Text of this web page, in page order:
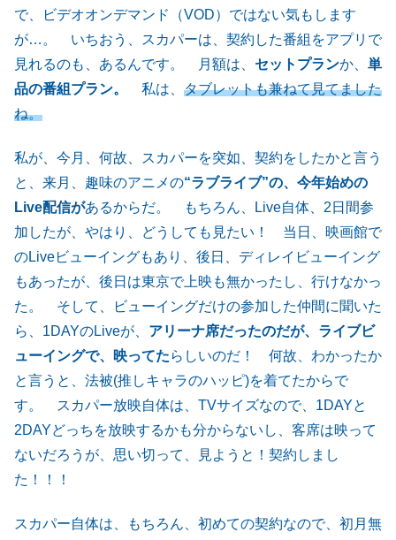
で、ビデオオンデマンド（VOD）ではない気もします
が…。 いちおう、スカパーは、契約した番組をアプリで
見れるのも、あるんです。 月額は、 セットプランか、 単
品の番組プラン。 私は、 タブレットも兼ねて見てました
ね。
私が、今月、何故、スカパーを突如、契約をしたかと言う
と、来月、趣味のアニメの“ラブライブ”の、今年始めの
Live配信があるからだ。 もちろん、Live自体、2日間参
加したが、やはり、どうしても見たい！ 当日、映画館で
のLiveビューイングもあり、後日、ディレイビューイング
もあったが、後日は東京で上映も無かったし、行けなかっ
た。 そして、ビューイングだけの参加した仲間に聞いた
ら、1DAYのLiveが、 アリーナ席だったのだが、ライブビ
ューイングで、映ってたらしいのだ！ 何故、わかったか
と言うと、法被(推しキャラのハッピ)を着てたからで
す。 スカパー放映自体は、TVサイズなので、1DAYと
2DAYどっちを放映するかも分からないし、客席は映って
ないだろうが、思い切って、見ようと！契約しまし
た！！！
スカパー自体は、もちろん、初めての契約なので、初月無